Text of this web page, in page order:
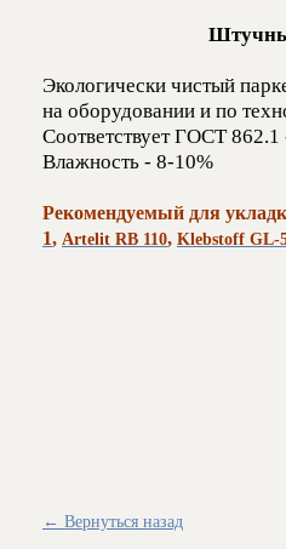
Экологически чистый
на оборудовании и по
Соответствует ГОСТ
Влажность - 8-10%
Рекомендуемый для
1, Artelit RB 110, Klebstoff GL-
← Вернуться назад